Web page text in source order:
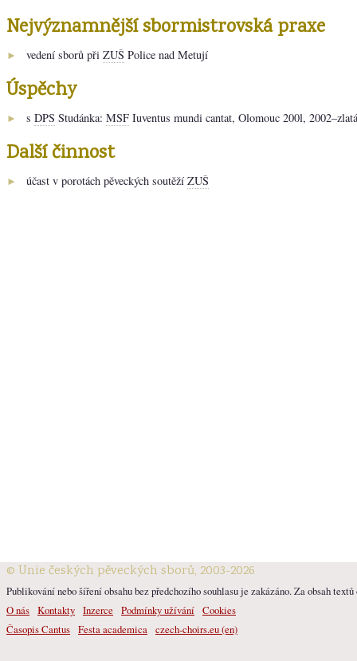
Nejvýznamnější sbormistrovská praxe
► vedení sborů při ZUŠ Police nad Metují
Úspěchy
► s DPS Studánka: MSF Iuventus mundi cantat, Olomouc 200l,
Další činnost
► účast v porotách pěveckých soutěží ZUŠ
© Unie českých pěveckých sborů, 2003-2026
Publikování nebo šíření obsahu bez předchozího souhlasu je zakázáno. Za obsah
O nás Kontakty Inzerce Podmínky užívání Cookies
Časopis Cantus Festa academica czech-choirs.eu (en)